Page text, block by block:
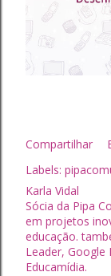
Compartilhar
Labels:
Karla Vidal
Sócia da Pipa
em projetos
educação.
Leader,
Educamídia.